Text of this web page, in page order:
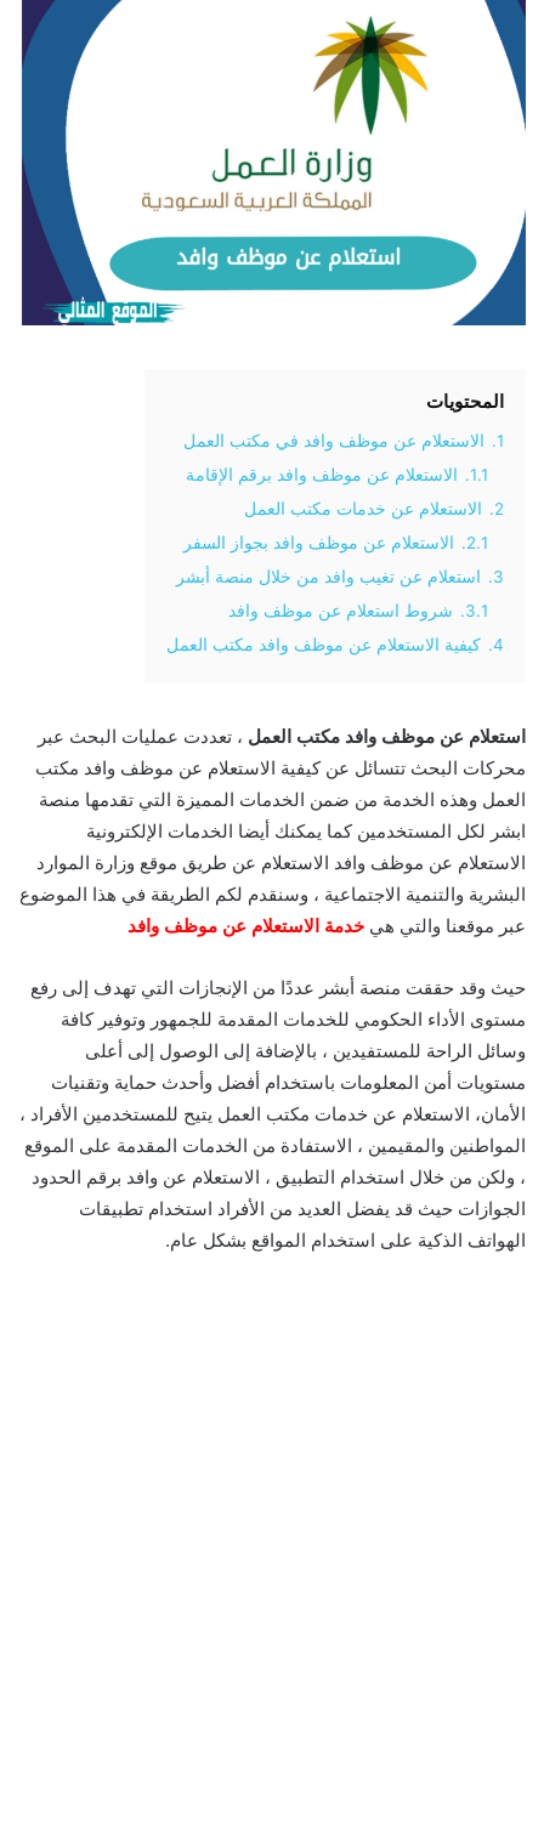
المحتويات
1.
الاستعلام عن موظف وافد في مكتب العمل
1.1.
الاستعلام عن موظف وافد برقم الإقامة
2.
الاستعلام عن خدمات مكتب العمل
2.1.
الاستعلام عن موظف وافد بجواز السفر
3.
استعلام عن تغيب وافد من خلال منصة أبشر
3.1.
شروط استعلام عن موظف وافد
4.
كيفية الاستعلام عن موظف وافد مكتب العمل
استعلام عن موظف وافد مكتب العمل ، تعددت عمليات البحث عبر
محركات البحث تتسائل عن كيفية الاستعلام عن موظف وافد مكتب
العمل وهذه الخدمة من ضمن الخدمات المميزة التي تقدمها منصة
ابشر لكل المستخدمين كما يمكنك أيضا الخدمات الإلكترونية
الاستعلام عن موظف وافد الاستعلام عن طريق موقع وزارة الموارد
البشرية والتنمية الاجتماعية ، وسنقدم لكم الطريقة في هذا الموضوع
عبر موقعنا والتي هي خدمة الاستعلام عن موظف وافد
حيث وقد حققت منصة أبشر عددًا من الإنجازات التي تهدف إلى رفع
مستوى الأداء الحكومي للخدمات المقدمة للجمهور وتوفير كافة
وسائل الراحة للمستفيدين ، بالإضافة إلى الوصول إلى أعلى
مستويات أمن المعلومات باستخدام أفضل وأحدث حماية وتقنيات
الأمان، الاستعلام عن خدمات مكتب العمل يتيح للمستخدمين الأفراد ،
المواطنين والمقيمين ، الاستفادة من الخدمات المقدمة على الموقع
، ولكن من خلال استخدام التطبيق ، الاستعلام عن وافد برقم الحدود
الجوازات حيث قد يفضل العديد من الأفراد استخدام تطبيقات
الهواتف الذكية على استخدام المواقع بشكل عام.